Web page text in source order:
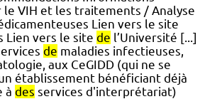
VIH et les traitements / Analyse
Lien vers le site
Lien vers le site de l’Université [...]
de maladies infectieuses,
aux CeGIDD (qui ne se
établissement bénéficiant déjà
à des services d'interprétariat)